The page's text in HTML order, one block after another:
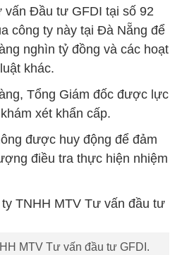
vấn Đầu tư GFDI tại số 92
công ty này tại Đà Nẵng để
nghìn tỷ đồng và các hoạt
khác.
Tổng Giám đốc được lực
xét khẩn cấp.
được huy động để đảm
điều tra thực hiện nhiệm
MTV Tư vấn đầu tư GFDI.